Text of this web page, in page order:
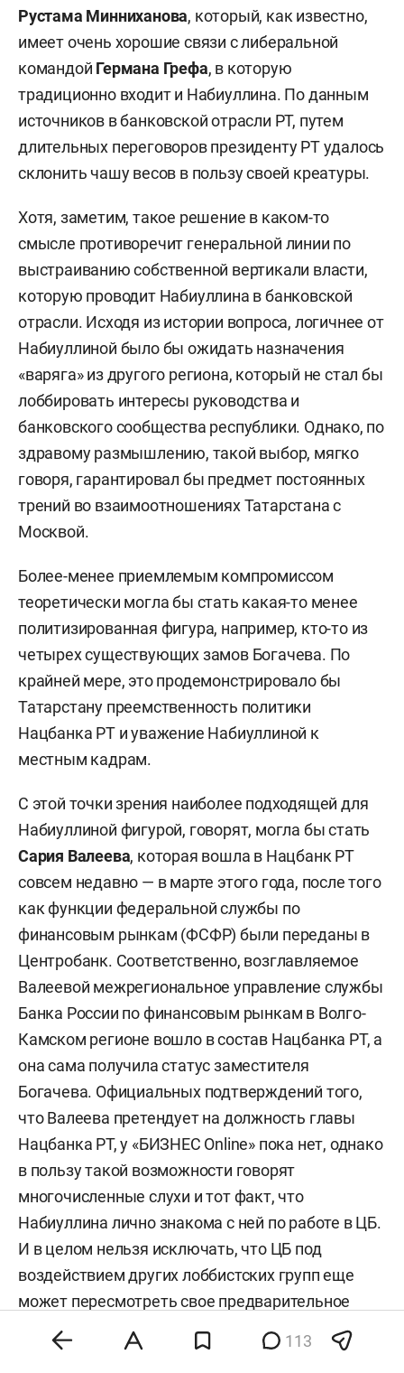
Рустама Минниханова, который, как известно,
имеет очень хорошие связи с либеральной
командой Германа Грефа, в которую
традиционно входит и Набиуллина. По данным
источников в банковской отрасли РТ, путем
длительных переговоров президенту РТ удалось
склонить чашу весов в пользу своей креатуры.
Хотя, заметим, такое решение в каком-то
смысле противоречит генеральной линии по
выстраиванию собственной вертикали власти,
которую проводит Набиуллина в банковской
отрасли. Исходя из истории вопроса, логичнее от
Набиуллиной было бы ожидать назначения
«варяга» из другого региона, который не стал бы
лоббировать интересы руководства и
банковского сообщества республики. Однако, по
здравому размышлению, такой выбор, мягко
говоря, гарантировал бы предмет постоянных
трений во взаимоотношениях Татарстана с
Москвой.
Более-менее приемлемым компромиссом
теоретически могла бы стать какая-то менее
политизированная фигура, например, кто-то из
четырех существующих замов Богачева. По
крайней мере, это продемонстрировало бы
Татарстану преемственность политики
Нацбанка РТ и уважение Набиуллиной к
местным кадрам.
С этой точки зрения наиболее подходящей для
Набиуллиной фигурой, говорят, могла бы стать
Сария Валеева, которая вошла в Нацбанк РТ
совсем недавно — в марте этого года, после того
как функции федеральной службы по
финансовым рынкам (ФСФР) были переданы в
Центробанк. Соответственно, возглавляемое
Валеевой межрегиональное управление службы
Банка России по финансовым рынкам в Волго-
Камском регионе вошло в состав Нацбанка РТ, а
она сама получила статус заместителя
Богачева. Официальных подтверждений того,
что Валеева претендует на должность главы
Нацбанка РТ, у «БИЗНЕС Online» пока нет, однако
в пользу такой возможности говорят
многочисленные слухи и тот факт, что
Набиуллина лично знакома с ней по работе в ЦБ.
И в целом нельзя исключать, что ЦБ под
воздействием других лоббистских групп еще
может пересмотреть свое предварительное
решение относительно Шагиахметова.
113